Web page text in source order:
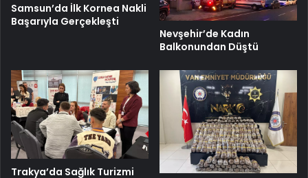
Samsun’da İlk Kornea Nakli
Başarıyla Gerçekleşti
Nevşehir’de Kadın
Balkonundan Düştü
Trakya’da Sağlık Turizmi